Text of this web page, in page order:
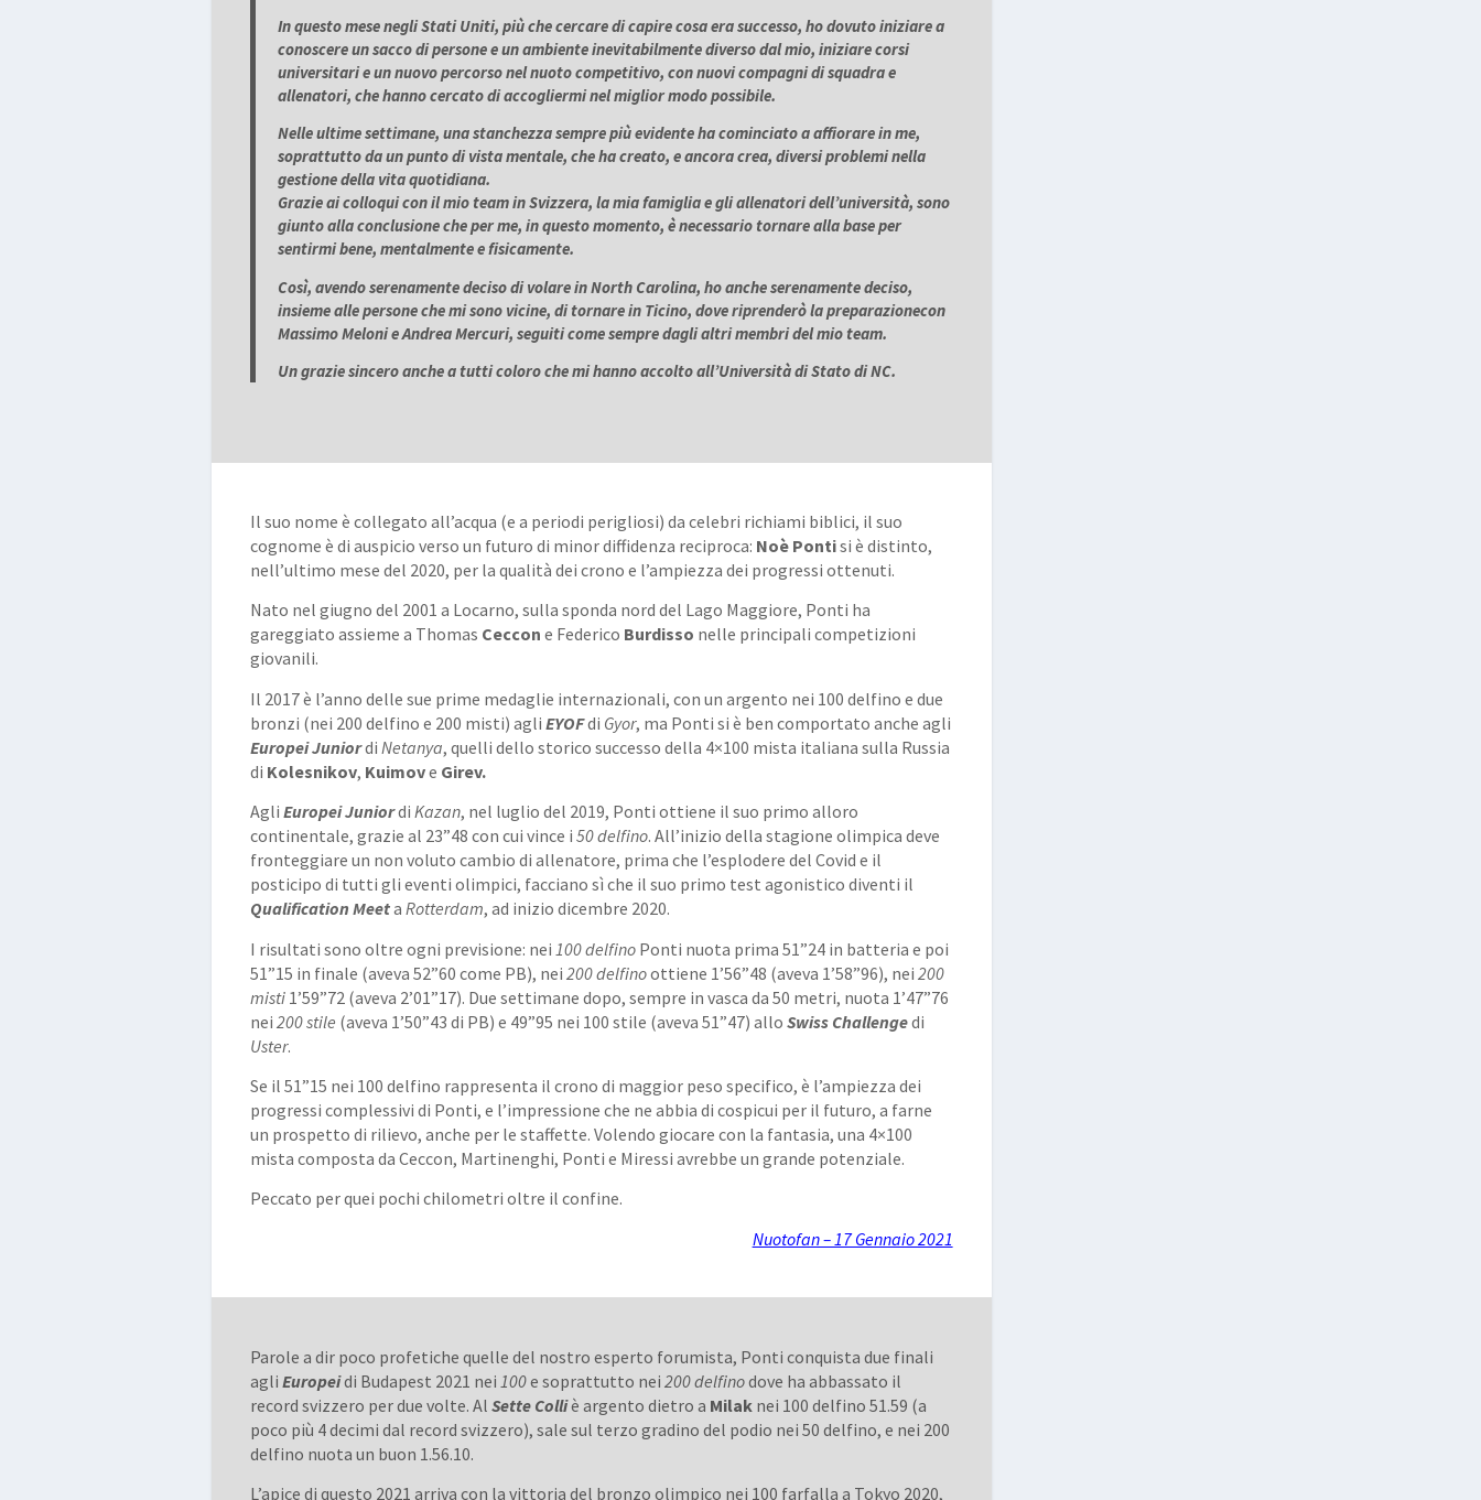
In questo mese negli Stati Uniti, più che cercare di capire cosa era successo, ho dovuto iniziare a
conoscere un sacco di persone e un ambiente inevitabilmente diverso dal mio, iniziare corsi
universitari e un nuovo percorso nel nuoto competitivo, con nuovi compagni di squadra e
allenatori, che hanno cercato di accogliermi nel miglior modo possibile.
Nelle ultime settimane, una stanchezza sempre più evidente ha cominciato a affiorare in me,
soprattutto da un punto di vista mentale, che ha creato, e ancora crea, diversi problemi nella
gestione della vita quotidiana.
Grazie ai colloqui con il mio team in Svizzera, la mia famiglia e gli allenatori dell’università, sono
giunto alla conclusione che per me, in questo momento, è necessario tornare alla base per
sentirmi bene, mentalmente e fisicamente.
Così, avendo serenamente deciso di volare in North Carolina, ho anche serenamente deciso,
insieme alle persone che mi sono vicine, di tornare in Ticino, dove riprenderò la preparazionecon
Massimo Meloni e Andrea Mercuri, seguiti come sempre dagli altri membri del mio team.
Un grazie sincero anche a tutti coloro che mi hanno accolto all’Università di Stato di NC.
Il suo nome è collegato all’acqua (e a periodi perigliosi) da celebri richiami biblici, il suo
cognome è di auspicio verso un futuro di minor diffidenza reciproca: Noè Pontisi è distinto,
nell’ultimo mese del 2020, per la qualità dei crono e l’ampiezza dei progressi ottenuti.
Nato nel giugno del 2001 a Locarno, sulla sponda nord del Lago Maggiore, Ponti ha
gareggiato assieme a Thomas Ceccon e Federico Burdisso nelle principali competizioni
giovanili.
Il 2017 è l’anno delle sue prime medaglie internazionali, con un argento nei 100 delfino e due
bronzi (nei 200 delfino e 200 misti) agliEYOFdi Gyor, ma Ponti si è ben comportato anche agli
EuropeiJuniordiNetanya, quelli dello storico successo della 4×100 mista italiana sulla Russia
di Kolesnikov, Kuimove Girev.
AgliEuropei JuniordiKazan, nel luglio del 2019, Ponti ottiene il suo primo alloro
continentale, grazie al 23”48 con cui vince i50 delfino. All’inizio della stagione olimpica deve
fronteggiare un non voluto cambio di allenatore, prima che l’esplodere del Covid e il
posticipo di tutti gli eventi olimpici, facciano sì che il suo primo test agonistico diventi il
Qualification MeetaRotterdam, ad inizio dicembre 2020.
I risultati sono oltre ogni previsione: nei 100 delfino Ponti nuota prima 51”24 in batteria e poi
51”15 in finale (aveva 52”60 come PB), nei200 delfinoottiene 1’56”48 (aveva 1’58”96), nei200
misti 1’59”72 (aveva 2’01”17). Due settimane dopo, sempre in vasca da 50 metri, nuota 1’47”76
nei200 stile (aveva 1’50”43 di PB) e 49”95 nei 100 stile (aveva 51”47) alloSwiss Challengedi
Uster.
Se il 51”15 nei 100 delfino rappresenta il crono di maggior peso specifico, è l’ampiezza dei
progressi complessivi di Ponti, e l’impressione che ne abbia di cospicui per il futuro, a farne
un prospetto di rilievo, anche per le staffette. Volendo giocare con la fantasia, una 4×100
mista composta da Ceccon, Martinenghi, Ponti e Miressi avrebbe un grande potenziale.
Peccato per quei pochi chilometri oltre il confine.
Nuotofan – 17 Gennaio 2021
Parole a dir poco profetiche quelle del nostro esperto forumista, Ponti conquista due finali
agliEuropeidi Budapest 2021 nei 100e soprattutto nei200 delfinodove ha abbassato il
record svizzero per due volte. AlSette Colliè argento dietro a Milak nei 100 delfino 51.59 (a
poco più 4 decimi dal record svizzero), sale sul terzo gradino del podio nei 50 delfino, e nei 200
delfino nuota un buon 1.56.10.
L’apice di questo 2021 arriva con la vittoria del bronzo olimpico nei 100 farfalla a Tokyo 2020,